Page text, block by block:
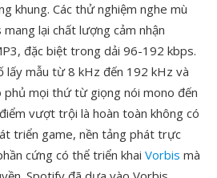
khung. Các thử nghiệm nghe mù
lại chất lượng cảm nhận
đặc biệt trong dải 96-192 kbps.
mẫu từ 8 kHz đến 192 kHz và
mọi thứ từ giọng nói mono đến
vượt trội là hoàn toàn không có
triển game, nền tảng phát trực
cứng có thể triển khai Vorbis mà